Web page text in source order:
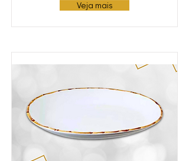
Veja mais